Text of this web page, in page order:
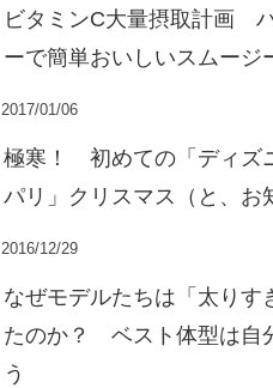
ビタミンC大量摂取計画
ーで簡単おいしいスムージ
2017/01/06
極寒！ 初めての「ディズ
パリ」クリスマス（と、お
2016/12/29
なぜモデルたちは「太りす
たのか？ ベスト体型は自
う